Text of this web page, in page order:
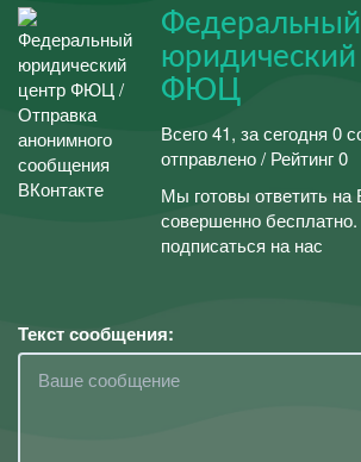
Федеральный
ФЮЦ
Всего 41, за сегодня 0
отправлено / Рейтинг 0
Мы готовы ответить на
совершенно
подписаться на нас
Текст сообщения: